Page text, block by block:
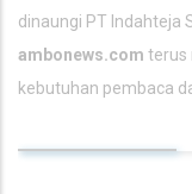
dinaungi PT Indahteja
ambonews.com terus
kebutuhan pembaca